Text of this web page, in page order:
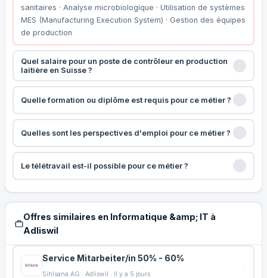
sanitaires · Analyse microbiologique · Utilisation de systèmes
MES (Manufacturing Execution System) · Gestion des équipes
de production
Quel salaire pour un poste de contrôleur en production
laitière en Suisse ?
Quelle formation ou diplôme est requis pour ce métier ?
Quelles sont les perspectives d'emploi pour ce métier ?
Le télétravail est-il possible pour ce métier ?
Offres similaires en Informatique &amp; IT à
Adliswil
Service Mitarbeiter/in 50% - 60%
Sihlsana AG · Adliswil · Il y a 5 jours